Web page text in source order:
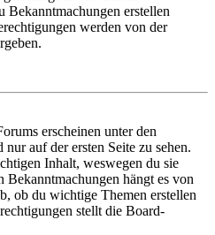
Bekanntmachungen erstellen
werden von der
erscheinen unter den
auf der ersten Seite zu sehen.
Inhalt, weswegen du sie
Bekanntmachungen hängt es von
ob du wichtige Themen erstellen
stellt die Board-